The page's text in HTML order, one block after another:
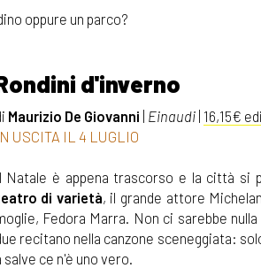
oppure un parco?
d'inverno
Maurizio De Giovanni | Einaudi| 16,15€
USCITA IL 4 LUGLIO
Natale è appena trascorso e la città si
di varietà, il grande attore
Fedora Marra. Non ci sarebbe
recitano nella canzone sceneggiata:
salve ce n'è uno vero.